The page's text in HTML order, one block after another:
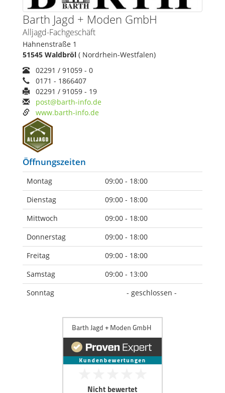
Barth Jagd + Moden GmbH
Alljagd-Fachgeschäft
Hahnenstraße 1
51545 Waldbröl ( Nordrhein-Westfalen)
02291 / 91059 - 0
0171 - 1866407
02291 / 91059 - 19
post@barth-info.de
www.barth-info.de
Öffnungszeiten
Montag
09:00 - 18:00
Dienstag
09:00 - 18:00
Mittwoch
09:00 - 18:00
Donnerstag
09:00 - 18:00
Freitag
09:00 - 18:00
Samstag
09:00 - 13:00
Sonntag
- geschlossen -